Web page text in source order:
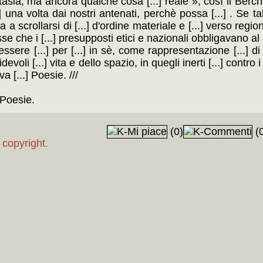
volta dai nostri antenati, perchè possa [...] . Se
a scrollarsi di [...] d'ordine materiale e [...] verso
che i [...] presupposti etici e nazionali obbligavano
[...] per [...] in sè, come rappresentazione [...]
[...] vita e dello spazio, in quegli inerti [...] contro
[...] Poesie. ///
(0)